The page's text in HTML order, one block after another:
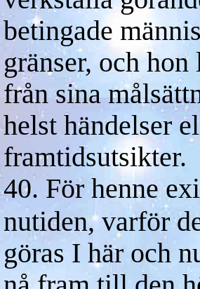
betingade
gränser, och
från sina
helst händelser
framtidsutsikter.
40. För henne
nutiden, varför
göras I här och